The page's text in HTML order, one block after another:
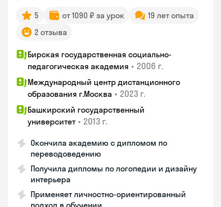
5 от 1090 ₽ за урок
19 лет опыта
2 отзыва
Бирская государственная социально-
педагогическая академия • 2006 г.
Международный центр дистанционного
образования г.Москва • 2023 г.
Башкирский государственный
университет • 2013 г.
Окончила академию с дипломом по
переводоведению
Получила дипломы по логопедии и дизайну
интерьера
Применяет личностно-ориентированный
подход в обучении